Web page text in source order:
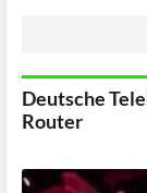
Deutsche
Router